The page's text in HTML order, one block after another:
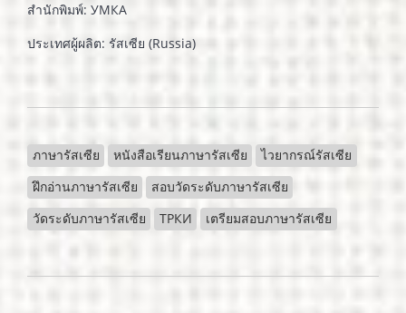
สำนักพิมพ์: УМКА
ประเทศผู้ผลิต: รัสเซีย (Russia)
ภาษารัสเซีย หนังสือเรียนภาษารัสเซีย
ไวยากรณ์รัสเซีย
ฝึกอ่านภาษารัสเซีย
สอบวัดระดับภาษารัสเซีย
วัดระดับภาษารัสเซีย
ТРКИ เตรียมสอบภาษารัสเซีย